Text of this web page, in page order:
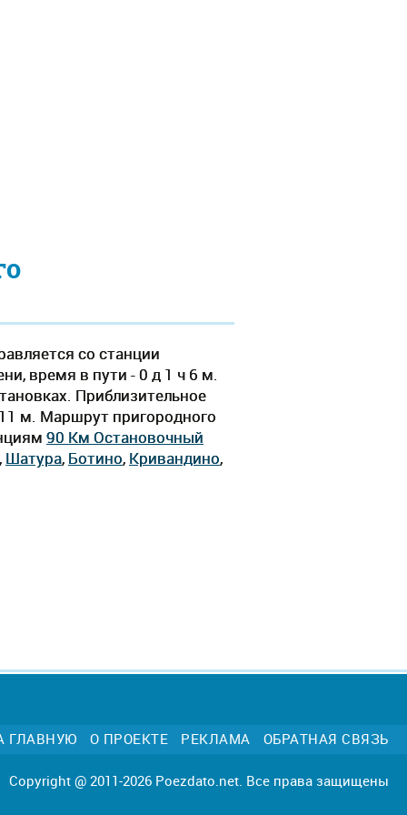
со станции
время в пути - 0 д 1 ч 6 м.
Приблизительное
м. Маршрут пригородного
90 Км Остановочный
, Шатура, Ботино, Кривандино,
ГЛАВНУЮ О ПРОЕКТЕ РЕКЛАМА ОБРАТНАЯ СВЯЗЬ
Copyright @ 2011-2026 Poezdato.net. Все права защищены